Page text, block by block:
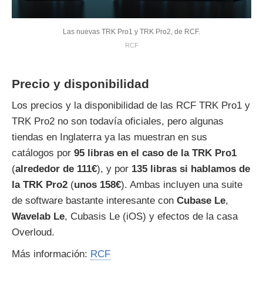
Las nuevas TRK Pro1 y TRK Pro2, de RCF.
RCF
Precio y disponibilidad
Los precios y la disponibilidad de las RCF TRK Pro1 y
TRK Pro2 no son todavía oficiales, pero algunas
tiendas en Inglaterra ya las muestran en sus
catálogos por 95 libras en el caso de la TRK Pro1
(alrededor de 111€), y por 135 libras si hablamos de
la TRK Pro2 (unos 158€). Ambas incluyen una suite
de software bastante interesante con Cubase Le,
Wavelab Le, Cubasis Le (iOS) y efectos de la casa
Overloud.
Más información: RCF